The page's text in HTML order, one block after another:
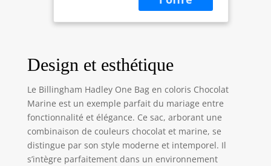
Design et esthétique
Le Billingham Hadley One Bag en coloris Chocolat
Marine est un exemple parfait du mariage entre
fonctionnalité et élégance. Ce sac, arborant une
combinaison de couleurs chocolat et marine, se
distingue par son style moderne et intemporel. Il
s’intègre parfaitement dans un environnement